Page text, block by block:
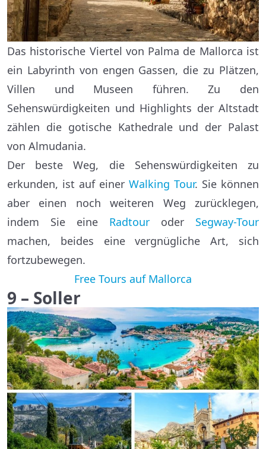
Das historische Viertel von Palma de Mallorca ist
ein Labyrinth von engen Gassen, die zu Plätzen,
Villen und Museen führen. Zu den
Sehenswürdigkeiten und Highlights der Altstadt
zählen die gotische Kathedrale und der Palast
von Almudania.
Der beste Weg, die Sehenswürdigkeiten zu
erkunden, ist auf einer Walking Tour. Sie können
aber einen noch weiteren Weg zurücklegen,
indem Sie eine Radtour oder Segway-Tour
machen, beides eine vergnügliche Art, sich
fortzubewegen.
Free Tours auf Mallorca
9 – Soller